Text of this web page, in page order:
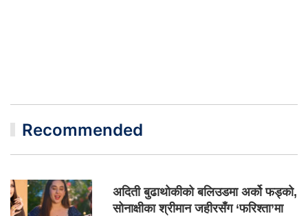
Recommended
अदिती बुढाथोकीको बलिउडमा अर्को फड्को,
सोनाक्षीका श्रीमान जहीरसँग ‘फरिश्ता’मा